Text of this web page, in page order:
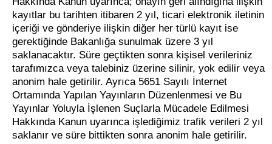
kayıtlar bu tarihten itibaren 2 yıl, ticari elektronik iletinin
içeriği ve gönderiye ilişkin diğer her türlü kayıt ise
gerektiğinde Bakanlığa sunulmak üzere 3 yıl
saklanacaktır. Süre geçtikten sonra kişisel verileriniz
tarafımızca veya talebiniz üzerine silinir, yok edilir veya
anonim hale getirilir. Ayrıca 5651 Sayılı İnternet
Ortamında Yapılan Yayınların Düzenlenmesi ve Bu
Yayınlar Yoluyla İşlenen Suçlarla Mücadele Edilmesi
Hakkında Kanun uyarınca işlediğimiz trafik verileri 2 yıl
saklanır ve süre bittikten sonra anonim hale getirilir.